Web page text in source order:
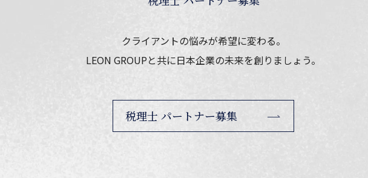
クライアントの悩みが希望に変わる。
LEON GROUPと共に日本企業の未来を創りましょう。
税理士 パートナー募集